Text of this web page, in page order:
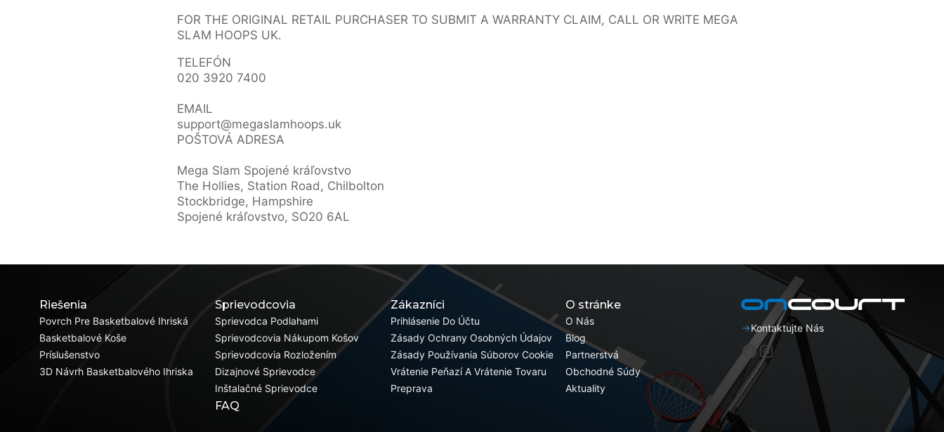
FOR THE ORIGINAL RETAIL PURCHASER TO SUBMIT A WARRANTY CLAIM, CALL OR WRITE MEGA
SLAM HOOPS UK.
TELEFÓN
020 3920 7400
EMAIL
support@megaslamhoops.uk
POŠTOVÁ ADRESA
Mega Slam Spojené kráľovstvo
The Hollies, Station Road, Chilbolton
Stockbridge, Hampshire
Spojené kráľovstvo, SO20 6AL
Riešenia
Povrch Pre Basketbalové Ihriská
Basketbalové Koše
Príslušenstvo
3D Návrh Basketbalového Ihriska
Sprievodcovia
Sprievodca Podlahami
Sprievodcovia Nákupom Košov
Sprievodcovia Rozložením
Dizajnové Sprievodce
Inštalačné Sprievodce
FAQ
Zákazníci
Prihlásenie Do Účtu
Zásady Ochrany Osobných Údajov
Zásady Používania Súborov Cookie
Vrátenie Peňazí A Vrátenie Tovaru
Preprava
O stránke
O Nás
Blog
Partnerstvá
Obchodné Súdy
Aktuality
Kontaktujte Nás
Facebook
Instagram